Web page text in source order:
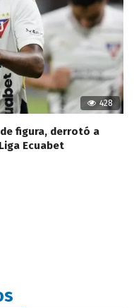
428
figura, derrotó a
Ecuabet